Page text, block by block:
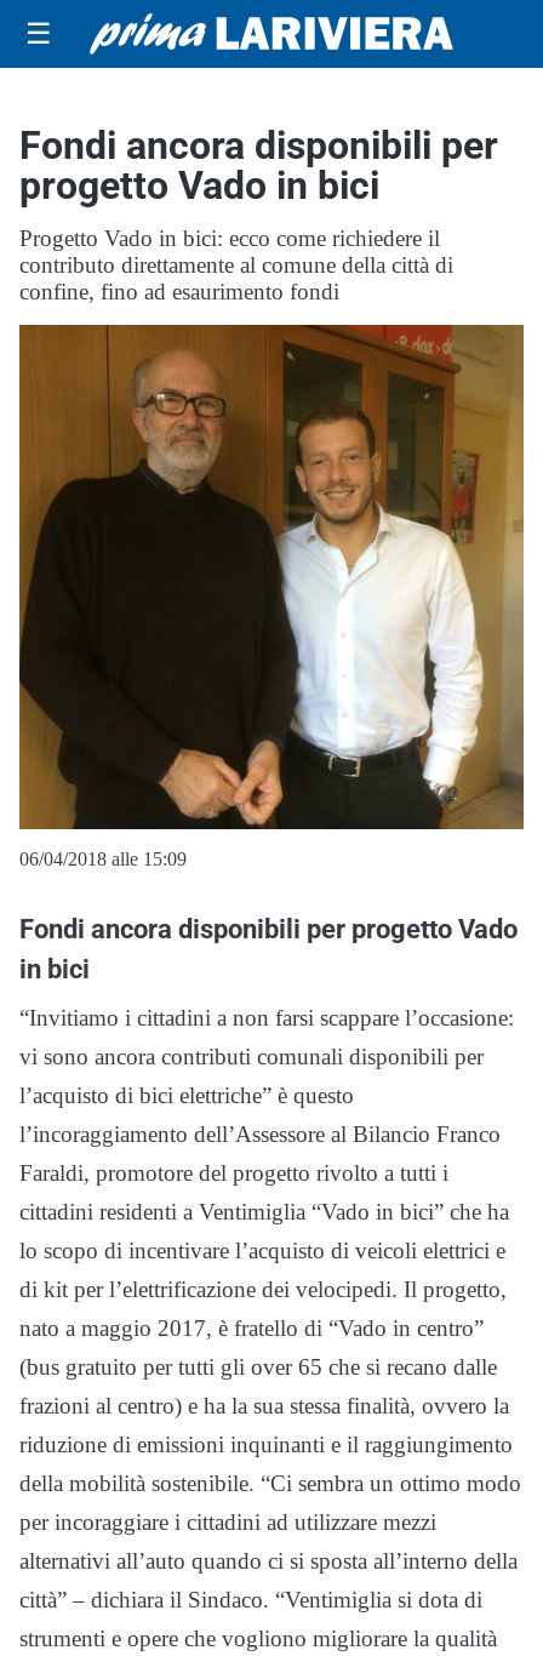
☰
Fondi ancora disponibili per
progetto Vado in bici
Progetto Vado in bici: ecco come richiedere il
contributo direttamente al comune della città di
confine, fino ad esaurimento fondi
06/04/2018 alle 15:09
Fondi ancora disponibili per progetto Vado
in bici
“Invitiamo i cittadini a non farsi scappare l’occasione:
vi sono ancora contributi comunali disponibili per
l’acquisto di bici elettriche” è questo
l’incoraggiamento dell’Assessore al Bilancio Franco
Faraldi, promotore del progetto rivolto a tutti i
cittadini residenti a Ventimiglia “Vado in bici” che ha
lo scopo di incentivare l’acquisto di veicoli elettrici e
di kit per l’elettrificazione dei velocipedi. Il progetto,
nato a maggio 2017, è fratello di “Vado in centro”
(bus gratuito per tutti gli over 65 che si recano dalle
frazioni al centro) e ha la sua stessa finalità, ovvero la
riduzione di emissioni inquinanti e il raggiungimento
della mobilità sostenibile. “Ci sembra un ottimo modo
per incoraggiare i cittadini ad utilizzare mezzi
alternativi all’auto quando ci si sposta all’interno della
città” – dichiara il Sindaco. “Ventimiglia si dota di
strumenti e opere che vogliono migliorare la qualità